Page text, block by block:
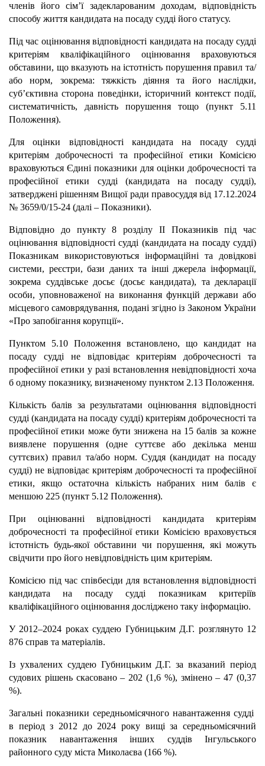
членів його сім’ї задекларованим доходам, відповідність
способу життя кандидата на посаду судді його статусу.
Під час оцінювання відповідності кандидата на посаду судді
критеріям кваліфікаційного оцінювання враховуються
обставини, що вказують на істотність порушення правил та/
або норм, зокрема: тяжкість діяння та його наслідки,
суб’єктивна сторона поведінки, історичний контекст події,
систематичність, давність порушення тощо (пункт 5.11
Положення).
Для оцінки відповідності кандидата на посаду судді
критеріям доброчесності та професійної етики Комісією
враховуються Єдині показники для оцінки доброчесності та
професійної етики судді (кандидата на посаду судді),
затверджені рішенням Вищої ради правосуддя від 17.12.2024
№ 3659/0/15-24 (далі – Показники).
Відповідно до пункту 8 розділу ІІ Показників під час
оцінювання відповідності судді (кандидата на посаду судді)
Показникам використовуються інформаційні та довідкові
системи, реєстри, бази даних та інші джерела інформації,
зокрема суддівське досьє (досьє кандидата), та декларації
особи, уповноваженої на виконання функцій держави або
місцевого самоврядування, подані згідно із Законом України
«Про запобігання корупції».
Пунктом 5.10 Положення встановлено, що кандидат на
посаду судді не відповідає критеріям доброчесності та
професійної етики у разі встановлення невідповідності хоча
б одному показнику, визначеному пунктом 2.13 Положення.
Кількість балів за результатами оцінювання відповідності
судді (кандидата на посаду судді) критеріям доброчесності та
професійної етики може бути знижена на 15 балів за кожне
виявлене порушення (одне суттєве або декілька менш
суттєвих) правил та/або норм. Суддя (кандидат на посаду
судді) не відповідає критеріям доброчесності та професійної
етики, якщо остаточна кількість набраних ним балів є
меншою 225 (пункт 5.12 Положення).
При оцінюванні відповідності кандидата критеріям
доброчесності та професійної етики Комісією враховується
істотність будь-якої обставини чи порушення, які можуть
свідчити про його невідповідність цим критеріям.
Комісією під час співбесіди для встановлення відповідності
кандидата на посаду судді показникам критеріїв
кваліфікаційного оцінювання досліджено таку інформацію.
У 2012–2024 роках суддею Губницьким Д.Г. розглянуто 12
876 справ та матеріалів.
Із ухвалених суддею Губницьким Д.Г. за вказаний період
судових рішень скасовано – 202 (1,6 %), змінено – 47 (0,37
%).
Загальні показники середньомісячного навантаження судді
в період з 2012 до 2024 року вищі за середньомісячний
показник навантаження інших суддів Інгульського
районного суду міста Миколаєва (166 %).